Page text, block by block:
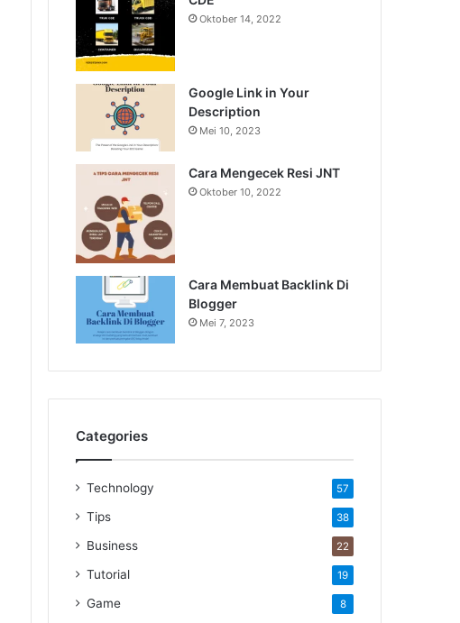
Oktober 14, 2022
Google Link in Your
Description
Mei 10, 2023
Cara Mengecek Resi JNT
Oktober 10, 2022
Cara Membuat Backlink Di
Blogger
Mei 7, 2023
Categories
Technology 57
Tips 38
Business 22
Tutorial 19
Game 8